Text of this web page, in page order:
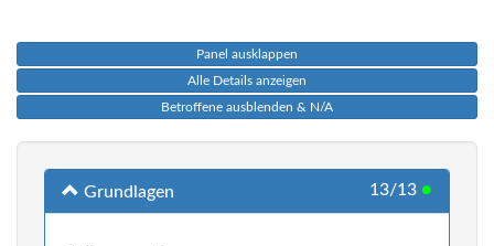
Panel ausklappen
Alle Details anzeigen
Betroffene ausblenden & N/A
Grundlagen 13/13 ●